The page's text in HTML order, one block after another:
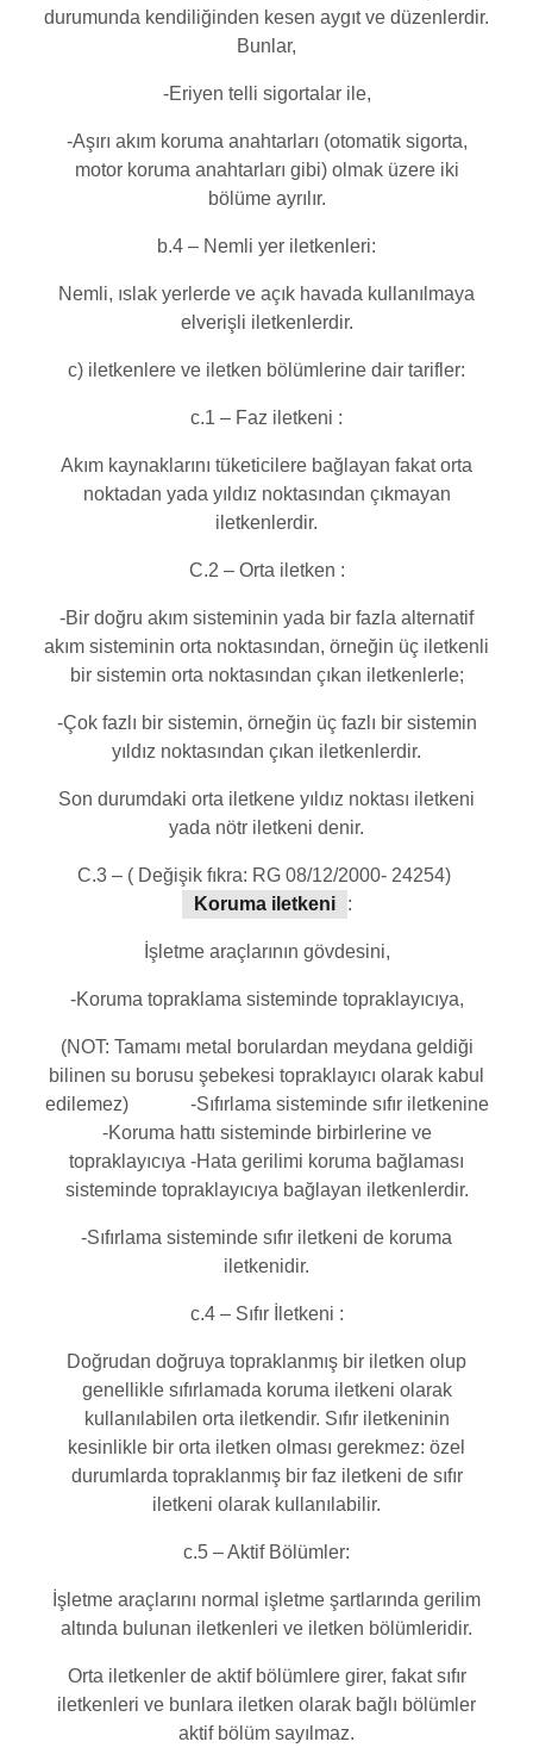
durumunda kendiliğinden kesen aygıt ve düzenlerdir.
Bunlar,
-Eriyen telli sigortalar ile,
-Aşırı akım koruma anahtarları (otomatik sigorta,
motor koruma anahtarları gibi) olmak üzere iki
bölüme ayrılır.
b.4 – Nemli yer iletkenleri:
Nemli, ıslak yerlerde ve açık havada kullanılmaya
elverişli iletkenlerdir.
c) iletkenlere ve iletken bölümlerine dair tarifler:
c.1 – Faz iletkeni :
Akım kaynaklarını tüketicilere bağlayan fakat orta
noktadan yada yıldız noktasından çıkmayan
iletkenlerdir.
C.2 – Orta iletken :
-Bir doğru akım sisteminin yada bir fazla alternatif
akım sisteminin orta noktasından, örneğin üç iletkenli
bir sistemin orta noktasından çıkan iletkenlerle;
-Çok fazlı bir sistemin, örneğin üç fazlı bir sistemin
yıldız noktasından çıkan iletkenlerdir.
Son durumdaki orta iletkene yıldız noktası iletkeni
yada nötr iletkeni denir.
C.3 – ( Değişik fıkra: RG 08/12/2000- 24254)
Koruma iletkeni
:
İşletme araçlarının gövdesini,
-Koruma topraklama sisteminde topraklayıcıya,
(NOT: Tamamı metal borulardan meydana geldiği
bilinen su borusu şebekesi topraklayıcı olarak kabul
edilemez) -Sıfırlama sisteminde sıfır iletkenine
-Koruma hattı sisteminde birbirlerine ve
topraklayıcıya -Hata gerilimi koruma bağlaması
sisteminde topraklayıcıya bağlayan iletkenlerdir.
-Sıfırlama sisteminde sıfır iletkeni de koruma
iletkenidir.
c.4 – Sıfır İletkeni :
Doğrudan doğruya topraklanmış bir iletken olup
genellikle sıfırlamada koruma iletkeni olarak
kullanılabilen orta iletkendir. Sıfır iletkeninin
kesinlikle bir orta iletken olması gerekmez: özel
durumlarda topraklanmış bir faz iletkeni de sıfır
iletkeni olarak kullanılabilir.
c.5 – Aktif Bölümler:
İşletme araçlarını normal işletme şartlarında gerilim
altında bulunan iletkenleri ve iletken bölümleridir.
Orta iletkenler de aktif bölümlere girer, fakat sıfır
iletkenleri ve bunlara iletken olarak bağlı bölümler
aktif bölüm sayılmaz.